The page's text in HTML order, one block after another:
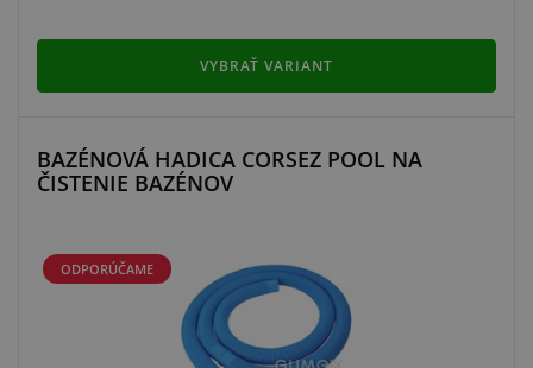
VYBRAŤ VARIANT
BAZÉNOVÁ HADICA CORSEZ POOL NA
ČISTENIE BAZÉNOV
ODPORÚČAME